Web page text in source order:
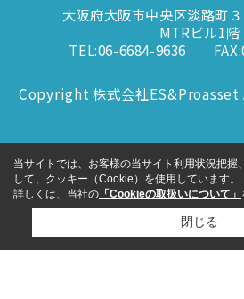
大阪府大阪市中央区淡路町
MTRビル1階
TEL:06-6684-9636
Copyright 株式会社
当サイトでは、お客様の当サイト利用状況把握
して、クッキー（Cookie）を使用しています。
詳しくは、当社の 「Cookieの取扱いについて」
閉じる